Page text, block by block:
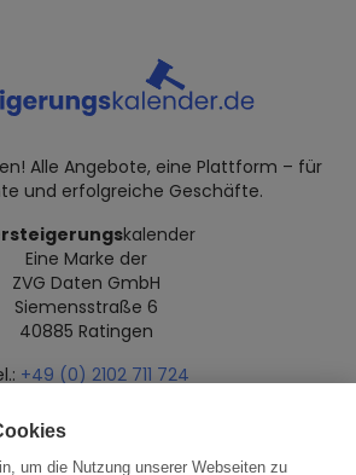
Alle Angebote, eine Plattform – für
und erfolgreiche Geschäfte.
kalender
Eine Marke der
ZVG Daten GmbH
Siemensstraße 6
40885 Ratingen
+49 (0) 2102 711 724
Impressum Über uns
um die Nutzung unserer Webseiten zu